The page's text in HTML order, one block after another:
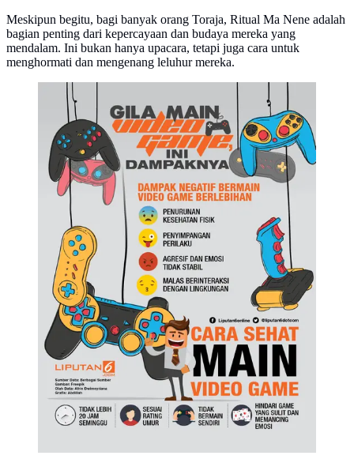
Meskipun begitu, bagi banyak orang Toraja, Ritual Ma Nene adalah
bagian penting dari kepercayaan dan budaya mereka yang
mendalam. Ini bukan hanya upacara, tetapi juga cara untuk
menghormati dan mengenang leluhur mereka.
Infografis dampak bermain video game berlebihan
(Liputan6.com/Abdillah)